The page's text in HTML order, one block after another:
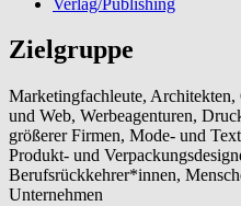
Zielgruppe
Marketingfachleute,
und Web, Werbeagenturen,
größerer Firmen, Mode- und
Produkt- und
Berufsrückkehrer*innen,
Unternehmen